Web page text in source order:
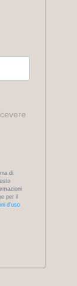
di
per il
d'uso